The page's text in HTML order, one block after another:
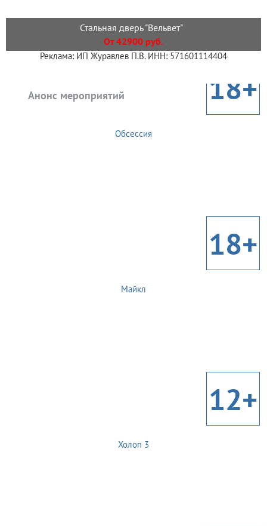
Стальная дверь "Вельвет"
От 42900 руб.
Реклама: ИП Журавлев П.В. ИНН: 571601114404
Анонс мероприятий 18+
Обсессия
18+
Майкл
12+
Холоп 3